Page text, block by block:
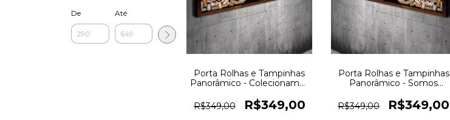
De Até
Porta Rolhas e Tampinhas
Panorâmico - Colecionamos
R$349,00
R$349,00
Porta Rolhas e Tampinhas
Panorâmico - Somos
R$349,00
R$349,00